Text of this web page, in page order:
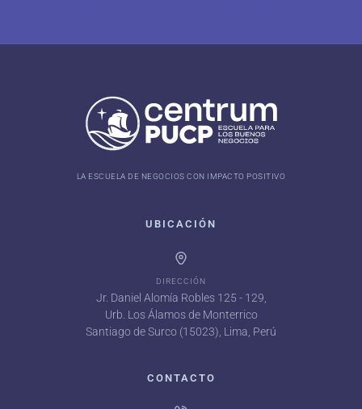
LA ESCUELA DE NEGOCIOS CON IMPACTO POSITIVO
UBICACIÓN
DIRECCIÓN
Jr. Daniel Alomía Robles 125 - 129,
Urb. Los Álamos de Monterrico
Santiago de Surco (15023), Lima, Perú
CONTACTO